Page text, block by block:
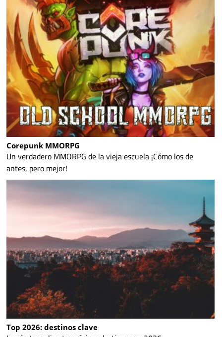
Corepunk MMORPG
Un verdadero MMORPG de la vieja escuela ¡Cómo los de
antes, pero mejor!
Top 2026: destinos clave